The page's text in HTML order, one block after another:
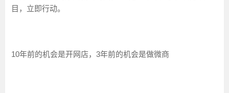
目，立即行动。
10年前的机会是开网店，3年前的机会是做微商